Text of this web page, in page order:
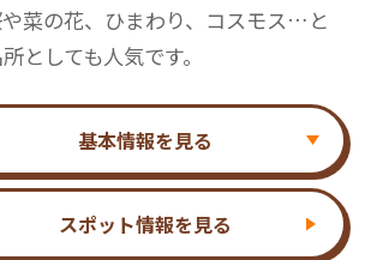
や菜の花、ひまわり、コスモス…と
としても人気です。
基本情報を見る
スポット情報を見る